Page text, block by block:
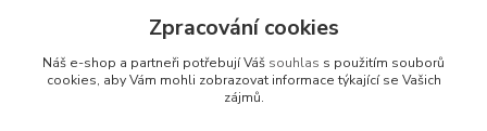
Zpracování cookies
Náš e-shop a partneři potřebují Váš souhlas s použitím souborů
cookies, aby Vám mohli zobrazovat informace týkající se Vašich
zájmů.